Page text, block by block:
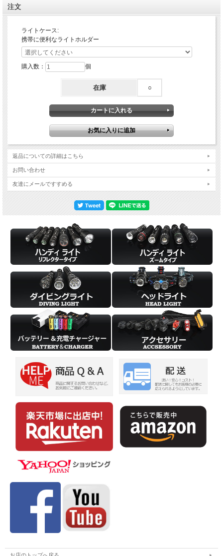
※ BLACKWOLF 18650リチウムイオン電池3500ｍAh使用時
※環境条件によって誤差が生じますこと、ご了承ください。
【機能】 モード切替,モードメモリー,ロック機能,ヘッド角度調整,フィルターレン
ズ(3色),本体充電機能,インジケーター,マグネット内臓
【モジュール】 BLACKWOLFデザイン
◆作動（ON/OFF）：
OFF：スイッチをシングル押しすると、ライトがOFFします。
(Low>Middle>High…)
お好みのモードで指を離すとモードが決定します。
ON/OFF(いずれも可)の状態で、スイッチをダブルクリック(2回連打)します。
ON/OFF(いずれも可)の状態で、スイッチをトリプルクリック(3回連打)します。
◆Candleモード
OFFの状態で、スイッチを1秒長押しします。
◆モード切替機能：お好みのモードをスタートモードに記憶します。
ードになります。
設定変更：モード切替後、お好みのモードでOFFにすると、OFF時のモードが
スタートモードになります。
◆ロック機能：点灯(ON)しない為の誤作動防止機能です。
-キャンドルモード+2回点滅するとロックサインです。
-ロック状態でスイッチを押すと、インジケーターが赤色ランプでロックがかか
っていることを表示します。
ロック解除：ロックの状態で3秒長押しします。
-ロック解除時のスタートモードはLowです。
【充電】
コネクタカバーを開き、マイクロUSBケーブルを挿入します。
赤色ランプ：充電中
緑色ランプ：充電完了
充電時間：約3時間/ 5V,1.3A
※BLACKWOLF18650リチウムイオン電池(3500ｍAh)使用時
※ACアダプター5V,1.3A以上使用時
◆インジケーター
[スタートアップインジケーター]
テールランプを締めた時、挿入した電池の残量を2秒間表示します。
緑色ランプ：50%-満充電
赤色ランプ：49%以下
[バッテリーインジケーター]
無点灯：100-10%
赤色ランプ点滅：10%以下
【商品構成】
・BLACKWOLF L12
・18650リチウムイオン電池(3500mAh)
・フィルターレンズ（3枚)
・マイクロUSBケーブル
・取扱説明書
注文
ライトケース:
携帯に便利なライトホルダー
購入数： 個
在庫 ○
返品についての詳細はこちら
お問い合わせ
友達にメールですすめる